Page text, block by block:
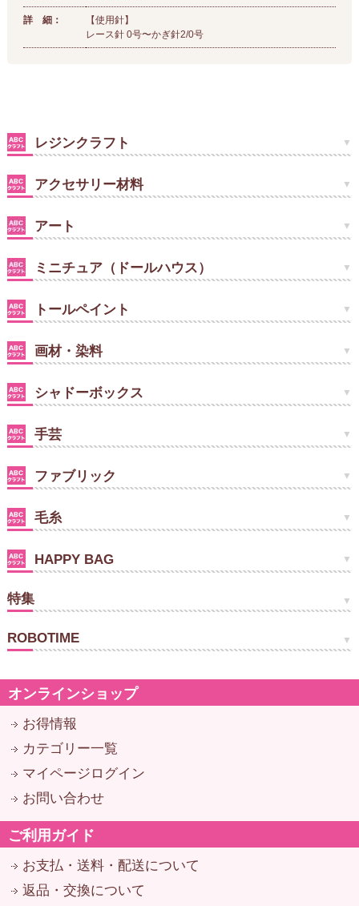
詳 細：
【使用針】
レース針 0号〜かぎ針2/0号
レジンクラフト
アクセサリー材料
アート
ミニチュア（ドールハウス）
トールペイント
画材・染料
シャドーボックス
手芸
ファブリック
毛糸
HAPPY BAG
特集
ROBOTIME
オンラインショップ
お得情報
カテゴリー一覧
マイページログイン
お問い合わせ
ご利用ガイド
お支払・送料・配送について
返品・交換について